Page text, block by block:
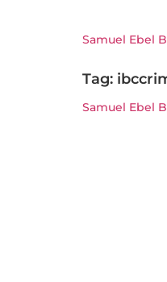
Samuel Ebel
Tag:
Samuel Ebel